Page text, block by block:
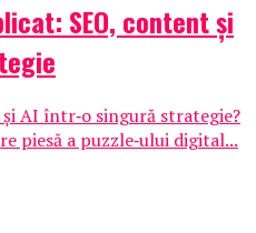
SEO, content și
AI într‑o singură strategie?
piesă a puzzle‑ului digital...